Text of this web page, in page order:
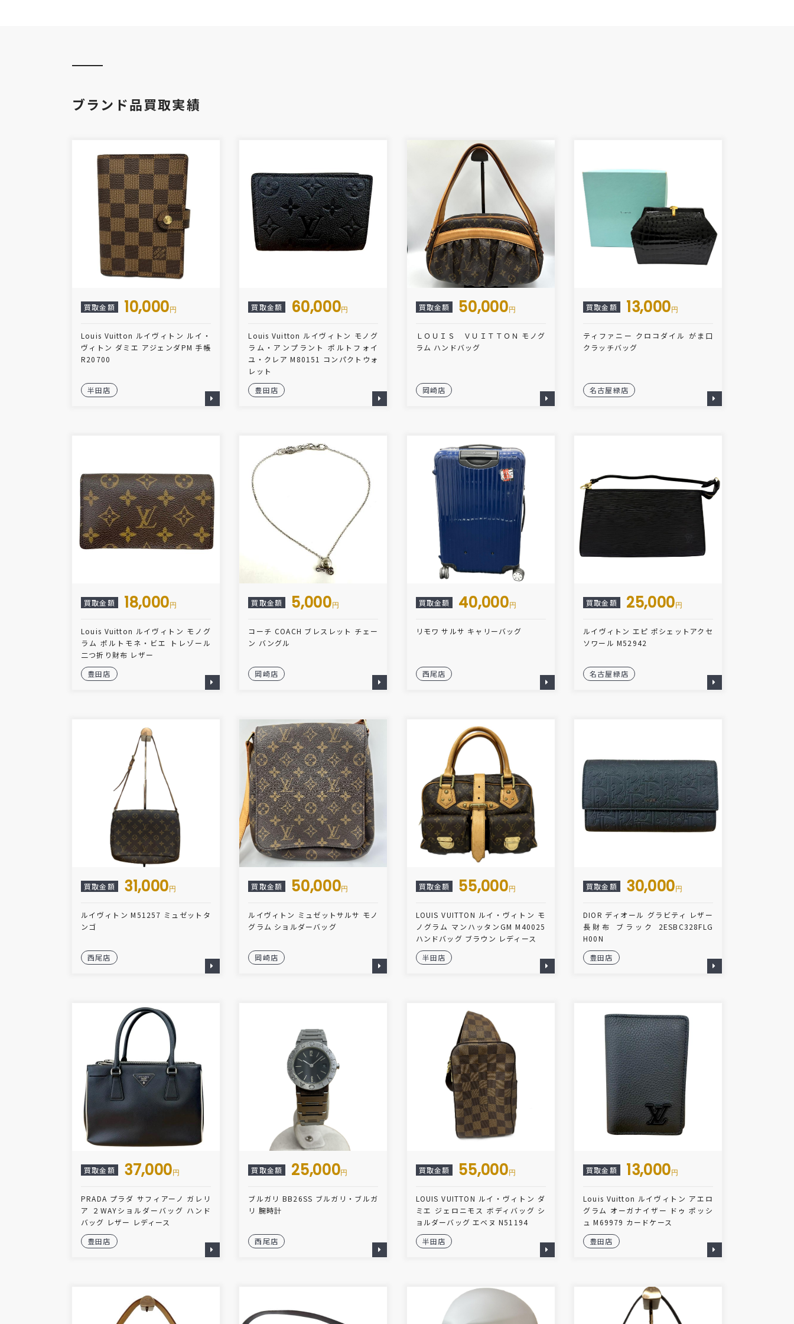
ブランド品買取実績
買取金額 10,000円
Louis Vuitton ルイヴィトン ルイ・
ヴィトン ダミエ アジェンダPM 手帳
R20700
半田店
買取金額 60,000円
Louis Vuitton ルイヴィトン モノグ
ラム・アンプラント ポルトフォイ
ユ・クレア M80151 コンパクトウォ
レット
豊田店
買取金額 50,000円
ＬＯＵＩＳ ＶＵＩＴＴＯＮ モノグ
ラム ハンドバッグ
岡崎店
買取金額 13,000円
ティファニー クロコダイル がま口
クラッチバッグ
名古屋緑店
買取金額 18,000円
Louis Vuitton ルイヴィトン モノグ
ラム ポルトモネ・ビエ トレゾール
二つ折り財布 レザー
豊田店
買取金額 5,000円
コーチ COACH ブレスレット チェー
ン バングル
岡崎店
買取金額 40,000円
リモワ サルサ キャリーバッグ
西尾店
買取金額 25,000円
ルイヴィトン エピ ポシェットアクセ
ソワール M52942
名古屋緑店
買取金額 31,000円
ルイヴィトン M51257 ミュゼットタ
ンゴ
西尾店
買取金額 50,000円
ルイヴィトン ミュゼットサルサ モノ
グラム ショルダーバッグ
岡崎店
買取金額 55,000円
LOUIS VUITTON ルイ・ヴィトン モ
ノグラム マンハッタンGM M40025
ハンドバッグ ブラウン レディース
半田店
買取金額 30,000円
DIOR ディオール グラビティ レザー
長財布 ブラック 2ESBC328FLG
H00N
豊田店
買取金額 37,000円
PRADA プラダ サフィアーノ ガレリ
ア ２WAYショルダーバッグ ハンド
バッグ レザー レディース
豊田店
買取金額 25,000円
ブルガリ BB26SS ブルガリ・ブルガ
リ 腕時計
西尾店
買取金額 55,000円
LOUIS VUITTON ルイ・ヴィトン ダ
ミエ ジェロニモス ボディバッグ シ
ョルダーバッグ エベヌ N51194
半田店
買取金額 13,000円
Louis Vuitton ルイヴィトン アエロ
グラム オーガナイザー ドゥ ポッシ
ュ M69979 カードケース
豊田店